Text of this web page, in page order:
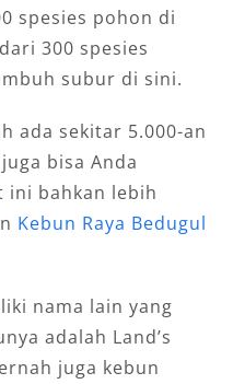
spesies pohon di
300 spesies
subur di sini.
ada sekitar 5.000-an
bisa Anda
ini bahkan lebih
Kebun Raya Bedugul
nama lain yang
adalah Land’s
juga kebun